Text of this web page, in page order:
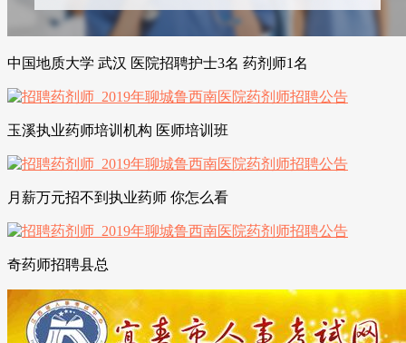
中国地质大学 武汉 医院招聘护士3名 药剂师1名
玉溪执业药师培训机构 医师培训班
月薪万元招不到执业药师 你怎么看
奇药师招聘县总